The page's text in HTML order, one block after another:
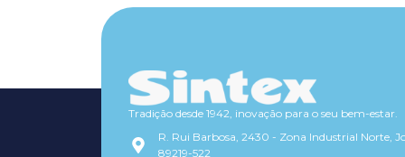
Tradição desde 1942, inovação para o seu bem-estar.
R. Rui Barbosa, 2430 - Zona Industrial Norte,
89219-522